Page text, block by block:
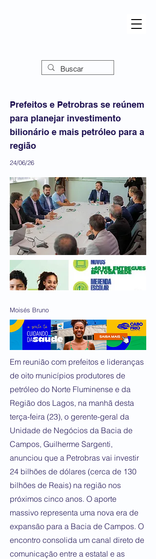
Prefeitos e Petrobras se reúnem
para planejar investimento
bilionário e mais petróleo para a
região
24/06/26
Moisés Bruno
Em reunião com prefeitos e lideranças
de oito municípios produtores de
petróleo do Norte Fluminense e da
Região dos Lagos, na manhã desta
terça-feira (23), o gerente-geral da
Unidade de Negócios da Bacia de
Campos, Guilherme Sargenti,
anunciou que a Petrobras vai investir
24 bilhões de dólares (cerca de 130
bilhões de Reais) na região nos
próximos cinco anos. O aporte
massivo representa uma nova era de
expansão para a Bacia de Campos. O
encontro consolida um canal direto de
comunicação entre a estatal e as